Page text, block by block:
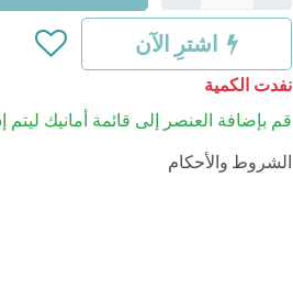
اشترِ الآن
نفدت الكمية
قم بإضافة العنصر إلى قائمة أمانيك
الشروط والأحكام